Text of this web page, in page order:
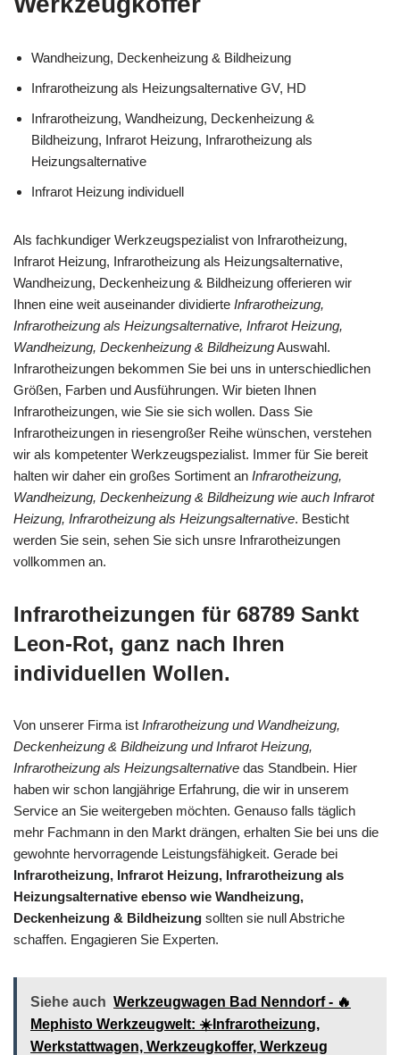
Wandheizung, Deckenheizung & Bildheizung
Infrarotheizung als Heizungsalternative GV, HD
Infrarotheizung, Wandheizung, Deckenheizung &
Bildheizung, Infrarot Heizung, Infrarotheizung als
Heizungsalternative
Infrarot Heizung individuell
Als fachkundiger Werkzeugspezialist von Infrarotheizung,
Infrarot Heizung, Infrarotheizung als Heizungsalternative,
Wandheizung, Deckenheizung & Bildheizung offerieren wir
Ihnen eine weit auseinander dividierte Infrarotheizung,
Infrarotheizung als Heizungsalternative, Infrarot Heizung,
Wandheizung, Deckenheizung & BildheizungAuswahl.
Infrarotheizungen bekommen Sie bei uns in unterschiedlichen
Größen, Farben und Ausführungen. Wir bieten Ihnen
Infrarotheizungen, wie Sie sie sich wollen. Dass Sie
Infrarotheizungen in riesengroßer Reihe wünschen, verstehen
wir als kompetenter Werkzeugspezialist. Immer für Sie bereit
halten wir daher ein großes Sortiment an Infrarotheizung,
Wandheizung, Deckenheizung & Bildheizung wie auch Infrarot
Heizung, Infrarotheizung als Heizungsalternative. Besticht
werden Sie sein, sehen Sie sich unsre Infrarotheizungen
vollkommen an.
Infrarotheizungen für 68789 Sankt
Leon-Rot, ganz nach Ihren
individuellen Wollen.
Von unserer Firma ist Infrarotheizung und Wandheizung,
Deckenheizung & Bildheizung und Infrarot Heizung,
Infrarotheizung als Heizungsalternative das Standbein. Hier
haben wir schon langjährige Erfahrung, die wir in unserem
Service an Sie weitergeben möchten. Genauso falls täglich
mehr Fachmann in den Markt drängen, erhalten Sie bei uns die
gewohnte hervorragende Leistungsfähigkeit. Gerade bei
Infrarotheizung, Infrarot Heizung, Infrarotheizung als
Heizungsalternative ebenso wie Wandheizung,
Deckenheizung & Bildheizung sollten sie null Abstriche
schaffen. Engagieren Sie Experten.
Siehe auch Werkzeugwagen Bad Nenndorf - 🔥
Mephisto Werkzeugwelt: ☀️Infrarotheizung,
Werkstattwagen, Werkzeugkoffer, Werkzeug